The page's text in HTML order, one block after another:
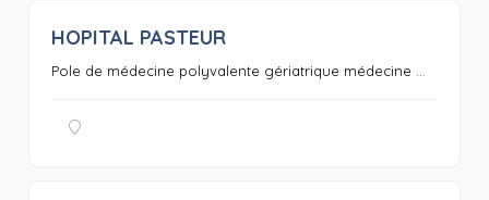
HOPITAL PASTEUR
Pole de médecine polyvalente gériatrique médecine ...